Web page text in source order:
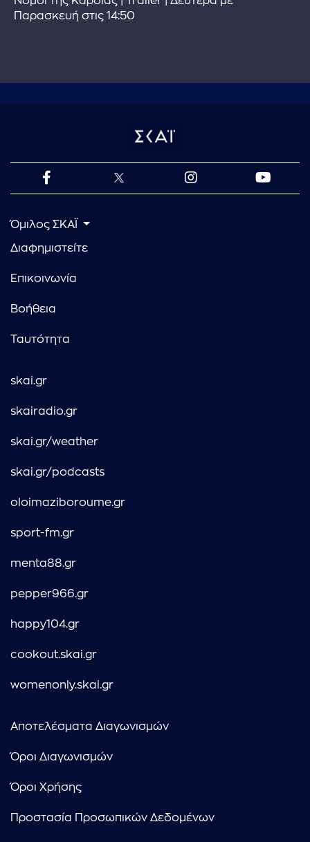
Παρασκευή στις 14:50
Όμιλος ΣΚΑΪ
Διαφημιστείτε
Επικοινωνία
Βοήθεια
Ταυτότητα
skai.gr
skairadio.gr
skai.gr/weather
skai.gr/podcasts
oloimaziboroume.gr
sport-fm.gr
menta88.gr
pepper966.gr
happy104.gr
cookout.skai.gr
womenonly.skai.gr
Αποτελέσματα Διαγωνισμών
Όροι Διαγωνισμών
Όροι Χρήσης
Προστασία Προσωπικών Δεδομένων